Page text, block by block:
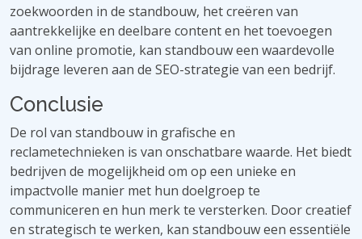
zoekwoorden in de standbouw, het creëren van
aantrekkelijke en deelbare content en het toevoegen
van online promotie, kan standbouw een waardevolle
bijdrage leveren aan de SEO-strategie van een bedrijf.
Conclusie
De rol van standbouw in grafische en
reclametechnieken is van onschatbare waarde. Het biedt
bedrijven de mogelijkheid om op een unieke en
impactvolle manier met hun doelgroep te
communiceren en hun merk te versterken. Door creatief
en strategisch te werken, kan standbouw een essentiële